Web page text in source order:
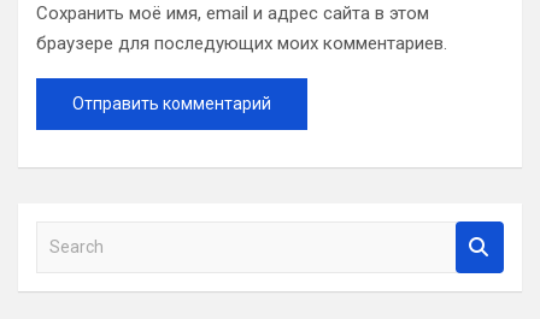
Сохранить моё имя, email и адрес сайта в этом
браузере для последующих моих комментариев.
a